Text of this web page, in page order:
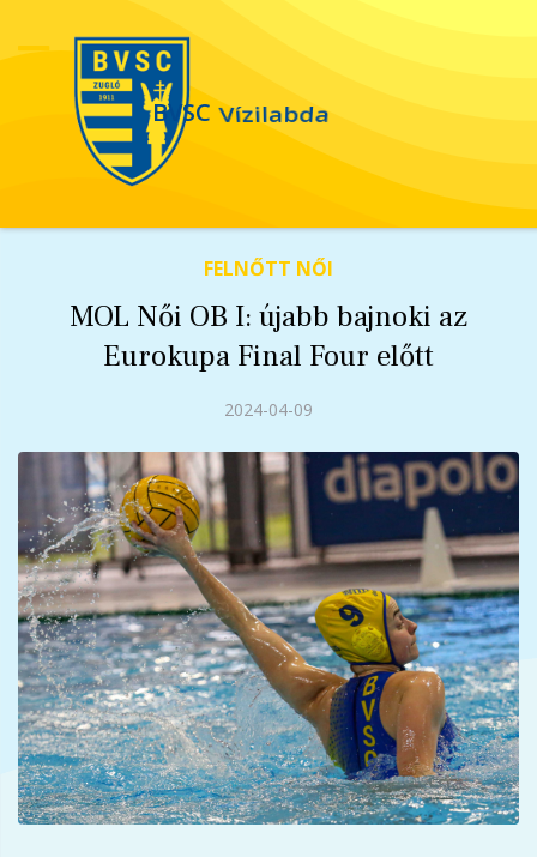
BVSC Vízilabda
FELNŐTT NŐI
MOL Női OB I: újabb bajnoki az
Eurokupa Final Four előtt
2024-04-09